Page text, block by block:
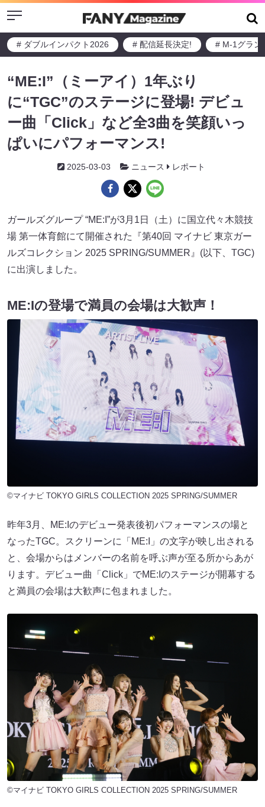
Menu
# ダブルインパクト2026 # 配信延長決定! # M-1グラン
“ME:I”（ミーアイ）1年ぶり
に“TGC”のステージに登場! デビュ
ー曲「Click」など全3曲を笑顔いっ
ぱいにパフォーマンス!
2025-03-03 ニュース レポート
ガールズグループ “ME:I”が3月1日（土）に国立代々木競技
場 第一体育館にて開催された『第40回 マイナビ 東京ガー
ルズコレクション 2025 SPRING/SUMMER』(以下、TGC)
に出演しました。
ME:Iの登場で満員の会場は大歓声！
©マイナビ TOKYO GIRLS COLLECTION 2025 SPRING/SUMMER
昨年3月、ME:Iのデビュー発表後初パフォーマンスの場と
なったTGC。スクリーンに「ME:I」の文字が映し出される
と、会場からはメンバーの名前を呼ぶ声が至る所からあが
ります。デビュー曲「Click」でME:Iのステージが開幕する
と満員の会場は大歓声に包まれました。
©マイナビ TOKYO GIRLS COLLECTION 2025 SPRING/SUMMER